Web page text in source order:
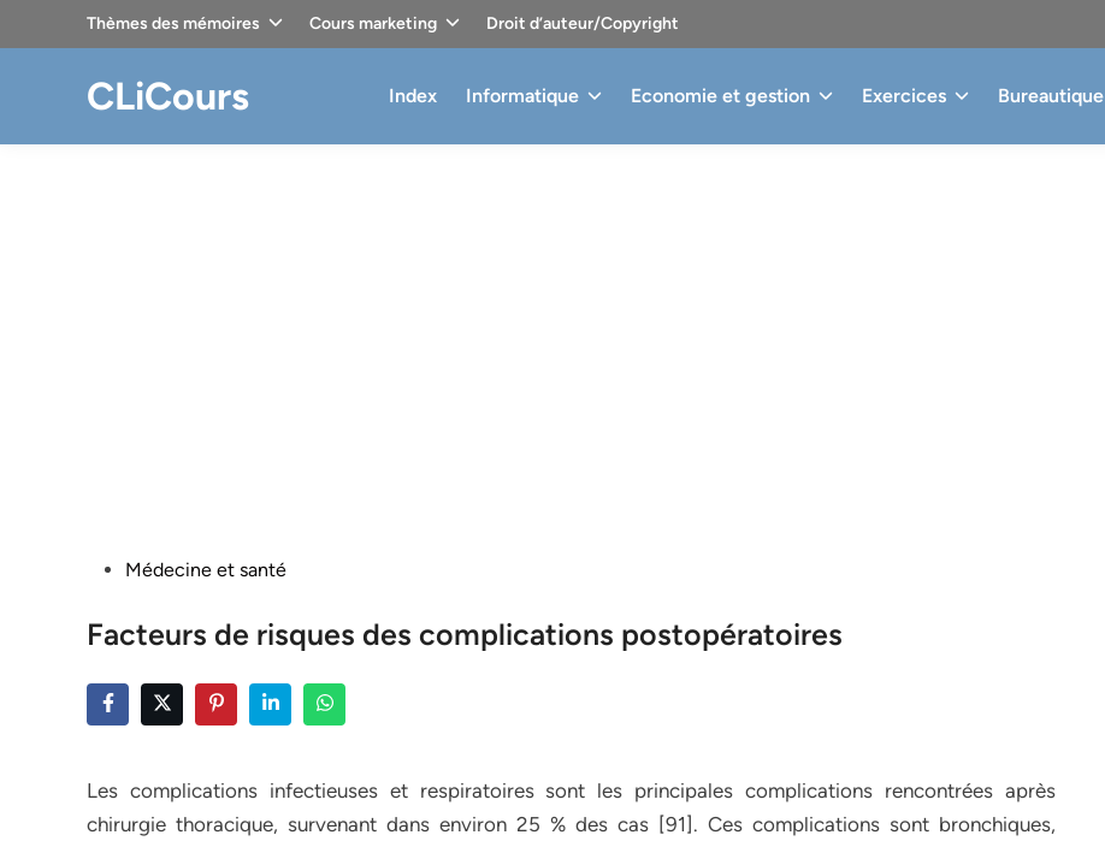
Thèmes des mémoires Cours marketing Droit d’auteur/Copyright
CLiCours Index Informatique Economie et gestion Exercices Bureautique
PostedMédecine et santé
Facteurs de risques des complications postopératoires
Les complications infectieuses et respiratoires sont les principales complications rencontrées après
chirurgie thoracique, survenant dans environ 25 % des cas [91]. Ces complications sont bronchiques,